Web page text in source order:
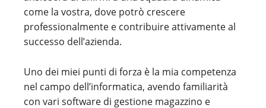
come la vostra, dove potrò crescere
professionalmente e contribuire attivamente al
successo dell’azienda.
Uno dei miei punti di forza è la mia competenza
nel campo dell’informatica, avendo familiarità
con vari software di gestione magazzino e